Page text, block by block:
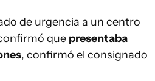
de urgencia a un centro
que presentaba
, confirmó el consignado